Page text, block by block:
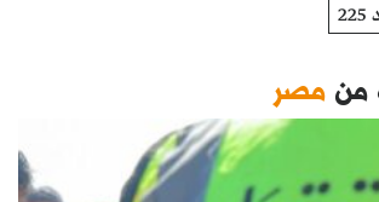
منمصر